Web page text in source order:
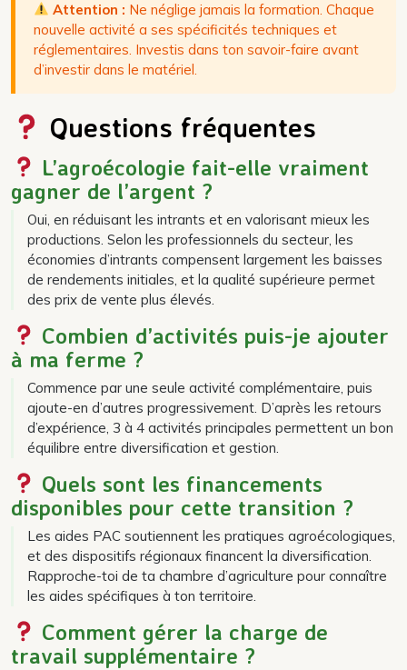
Attention : Ne néglige jamais la formation. Chaque
nouvelle activité a ses spécificités techniques et
réglementaires. Investis dans ton savoir-faire avant
d’investir dans le matériel.
Questions fréquentes
L’agroécologie fait-elle vraiment
gagner de l’argent ?
Oui, en réduisant les intrants et en valorisant mieux les
productions. Selon les professionnels du secteur, les
économies d’intrants compensent largement les baisses
de rendements initiales, et la qualité supérieure permet
des prix de vente plus élevés.
Combien d’activités puis-je ajouter
à ma ferme ?
Commence par une seule activité complémentaire, puis
ajoute-en d’autres progressivement. D’après les retours
d’expérience, 3 à 4 activités principales permettent un bon
équilibre entre diversification et gestion.
Quels sont les financements
disponibles pour cette transition ?
Les aides PAC soutiennent les pratiques agroécologiques,
et des dispositifs régionaux financent la diversification.
Rapproche-toi de ta chambre d’agriculture pour connaître
les aides spécifiques à ton territoire.
Comment gérer la charge de
travail supplémentaire ?